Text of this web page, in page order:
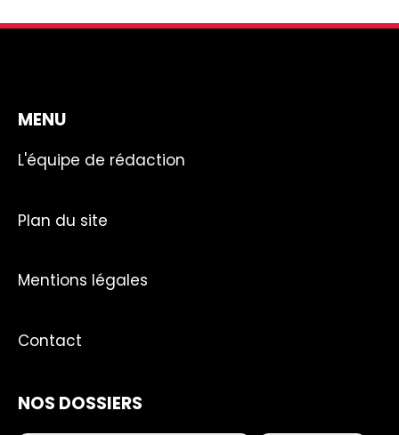
MENU
L'équipe de rédaction
Plan du site
Mentions légales
Contact
NOS DOSSIERS